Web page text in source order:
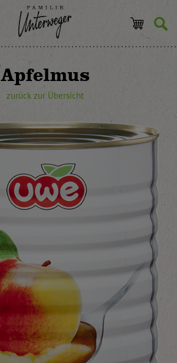
Apfelmus
zurück zur Übersicht